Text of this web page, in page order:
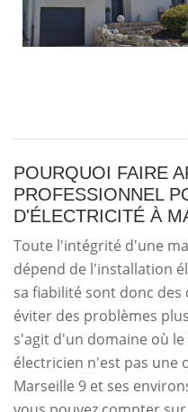
POURQUOI FAIRE
PROFESSIONNEL
D'ÉLECTRICITÉ À
Toute l'intégrité d'une
dépend de l'installation
sa fiabilité sont donc
éviter des problèmes
s'agit d'un domaine où
électricien n'est pas une
Marseille 9 et ses